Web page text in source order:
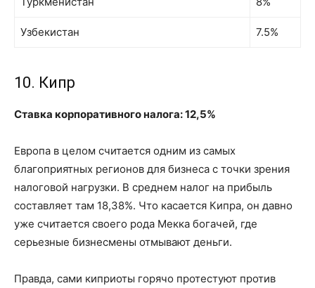
Узбекистан 7.5%
10. Кипр
Ставка корпоративного налога: 12,5%
Европа в целом считается одним из самых
благоприятных регионов для бизнеса с точки зрения
налоговой нагрузки. В среднем налог на прибыль
составляет там 18,38%. Что касается Кипра, он давно
уже считается своего рода Мекка богачей, где
серьезные бизнесмены отмывают деньги.
Правда, сами киприоты горячо протестуют против